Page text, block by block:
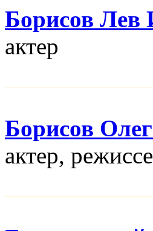
Борисов Лев
актер
Борисов
актер,